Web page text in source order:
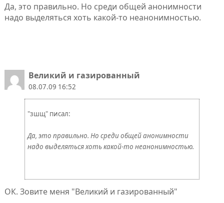
Да, это правильно. Но среди общей анонимности
надо выделяться хоть какой-то неанонимностью.
Великий и газированный
08.07.09 16:52
"зшщ" писал:
Да, это правильно. Но среди общей анонимности
надо выделяться хоть какой-то неанонимностью.
ОК. Зовите меня "Великий и газированный"